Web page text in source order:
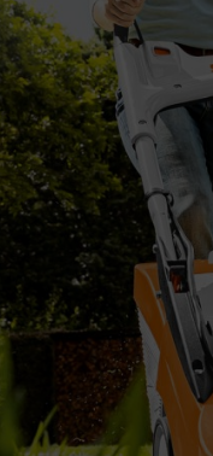
de manutenção
daninhas invisíveis,
quando cortar a relva é
mais de 2,5 cm
precisa de cortar a
poderá ter de cortar